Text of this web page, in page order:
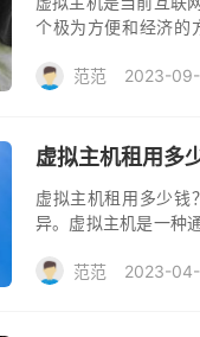
个极为方便和经济的
范范
2023-
虚拟主机租用多
虚拟主机租用多少钱
异。虚拟主机是一种
租用虚拟主机。
范范 2023-